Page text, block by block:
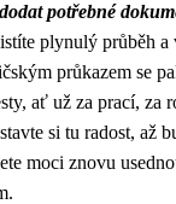
potřebné
plynulý průběh a
průkazem se
ať už za prací, za
si tu radost, až
moci znovu